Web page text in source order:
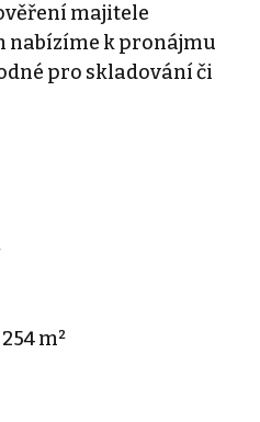
majitele
nabízíme k pronájmu
pro skladování či
m²